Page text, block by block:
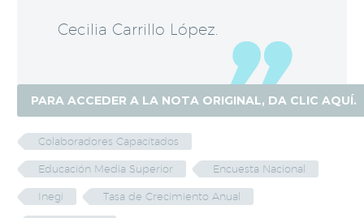
Cecilia Carrillo López.
PARA ACCEDER A LA NOTA ORIGINAL, DA CLIC AQUÍ.
Colaboradores Capacitados
Educación Media Superior Encuesta Nacional
Inegi Tasa de Crecimiento Anual